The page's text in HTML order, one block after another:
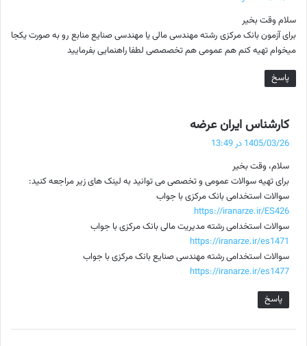
:
سلام وقت بخیر
برای آزمون بانک مرکزی رشته مهندسی مالی یا مهندسی صنایع منابع رو به صورت یکجا
میخوام تهیه کنم هم عمومی هم تخصصصی لطفا راهنمایی بفرمایید
پاسخ
کارشناس ایران عرضه
1405/03/26 در 13:49
سلام، وقت بخیر
برای تهیه سوالات عمومی و تخصصی می توانید به لینک های زیر مراجعه کنید:
سوالات استخدامی بانک مرکزی با جواب
https://iranarze.ir/ES426
سوالات استخدامی رشته مدیریت مالی بانک مرکزی با جواب
https://iranarze.ir/es1471
سوالات استخدامی رشته مهندسی صنایع بانک مرکزی با جواب
https://iranarze.ir/es1477
پاسخ